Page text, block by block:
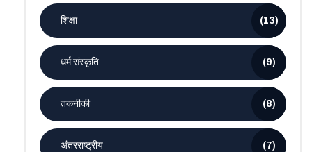
शिक्षा (13)
धर्म संस्कृति (9)
तकनीकी (8)
अंतरराष्ट्रीय (7)